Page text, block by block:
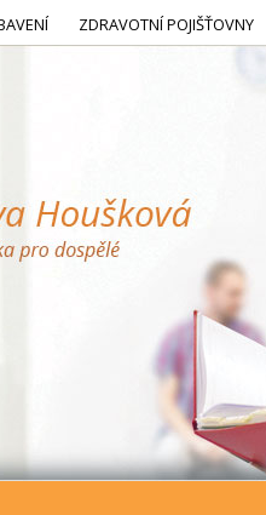
ZDRAVOTNÍ POJIŠŤOVNY